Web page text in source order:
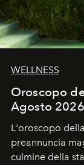
WELLNESS
Oroscopo
Agosto
L'oroscopo
preannuncia
culmine della